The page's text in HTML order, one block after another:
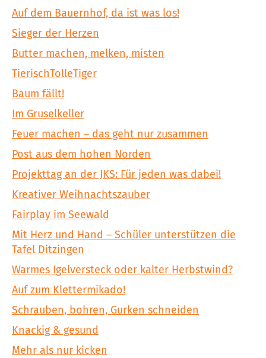
Auf dem Bauernhof, da ist was los!
Sieger der Herzen
Butter machen, melken, misten
TierischTolleTiger
Baum fällt!
Im Gruselkeller
Feuer machen – das geht nur zusammen
Post aus dem hohen Norden
Projekttag an der JKS: Für jeden was dabei!
Kreativer Weihnachtszauber
Fairplay im Seewald
Mit Herz und Hand – Schüler unterstützen die
Tafel Ditzingen
Warmes Igelversteck oder kalter Herbstwind?
Auf zum Klettermikado!
Schrauben, bohren, Gurken schneiden
Knackig & gesund
Mehr als nur kicken